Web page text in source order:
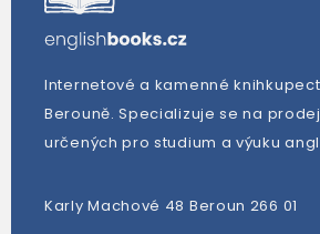
Internetové a kamenné
Berouně. Specializuje se na
určených pro studium a výuku
Karly Machové 48 Beroun 266 01